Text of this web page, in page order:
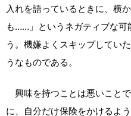
入れを語っているときに、横
も……」というネガティブな可
う。機嫌よくスキップしてい
うなものである。
興味を持つことは悪いこと
に、自分だけ保険をかけるよ